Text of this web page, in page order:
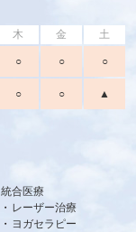
木 金 土
○ ○ ○
○ ○ ▲
統合医療
レーザー治療
ヨガセラピー